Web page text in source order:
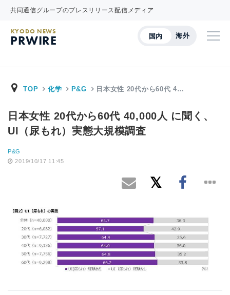
共同通信グループのプレスリリース配信メディア
国内 海外
KYODO NEWS
PRWIRE
TOP 化学 P&G 日本女性 20代から60代 4…
日本女性 20代から60代 40,000人 に聞く、
UI（尿もれ）実態大規模調査
P&G
2019/10/17 11:45